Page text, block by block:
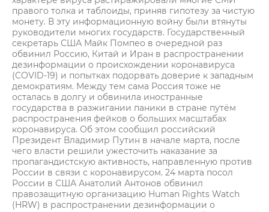
правого толка и таблоиды, приняв гипотезу за чистую
монету. В эту информационную войну были втянуты
руководители многих государств. Государственный
секретарь США Майк Помпео в очередной раз
обвинил Россию, Китай и Иран в распространении
дезинформации о происхождении коронавируса
(COVID-19) и попытках подорвать доверие к западным
демократиям. Между тем сама Россия тоже не
осталась в долгу и обвинила иностранные
государства в разжигании паники в стране путём
распространения фейков о больших масштабах
коронавируса. Об этом сообщил российский
Президент Владимир Путин в начале марта, после
чего власти решили ужесточить наказание за
пропагандистскую активность, направленную против
России в связи с коронавирусом. 24 марта посол
России в США Анатолий Антонов обвинил
правозащитную организацию Human Rights Watch
(HRW) в распространении дезинформации о